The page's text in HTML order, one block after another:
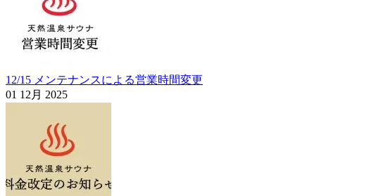
12/15 メンテナンスによる営業時間変更
01 12月 2025